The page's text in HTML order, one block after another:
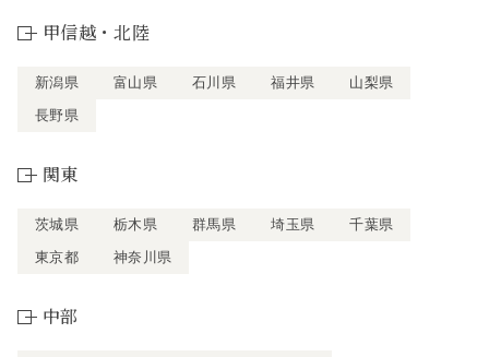
甲信越・北陸
新潟県 富山県 石川県 福井県
山梨県
長野県
関東
茨城県 栃木県 群馬県 埼玉県
千葉県
東京都
神奈川県
中部